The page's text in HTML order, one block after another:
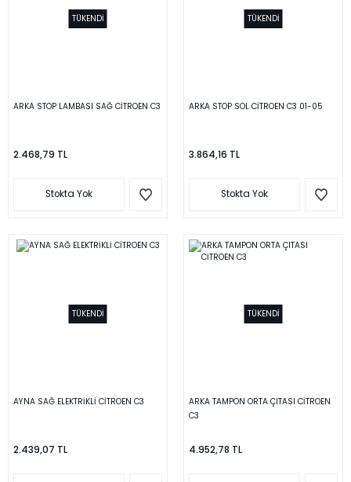
TÜKENDİ
ARKA STOP LAMBASI SAĞ CİTROEN C3
2.468,79 TL
Stokta Yok
TÜKENDİ
ARKA STOP SOL CİTROEN C3 01-05
3.864,16 TL
Stokta Yok
TÜKENDİ
AYNA SAĞ ELEKTRİKLİ CİTROEN C3
2.439,07 TL
TÜKENDİ
ARKA TAMPON ORTA ÇITASI CİTROEN
C3
4.952,78 TL